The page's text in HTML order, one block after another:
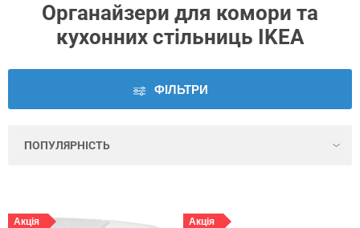
Ціна
Колір
Органайзери для комори та
кухонних стільниць IKEA
ФІЛЬТРИ
Акція
Акція